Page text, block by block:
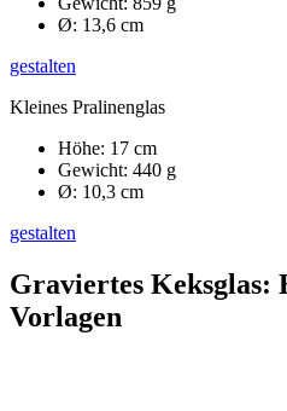
Ø: 13,6 cm
gestalten
Kleines Pralinenglas
Höhe: 17 cm
Gewicht: 440 g
Ø: 10,3 cm
gestalten
Graviertes Keksglas:
Vorlagen